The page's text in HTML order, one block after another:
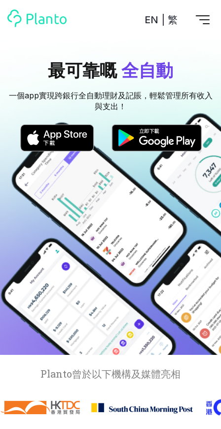
EN 繁
計劃買樓
計劃買樓第一步
全功能記賬
管理及分析所有戶口
管理MPF戶口
一次過管理所有強積金戶口
申請清卡數/私人貸款
CreFIT x Planto推廣優惠
年利率/APR/年息比較
投資戶口 (美股)
比較最抵美股投資戶口
投資戶口 (港股)
比較最抵港股投資戶口
投資加密貨幣
比較最抵Crypto交易所
月供股票計劃
比較最抵月供計劃戶口
定期存款
比較定存利率
信用卡
比較各種最優惠信用卡
Academy
Marketplace
其他網站
手機App與理財資訊
商業解決方案
企業服務
最可靠嘅全自動
一個app實現跨銀行全自動理財及記賬，輕鬆管理所有收入
與支出！
Planto曾於以下機構及媒體亮相